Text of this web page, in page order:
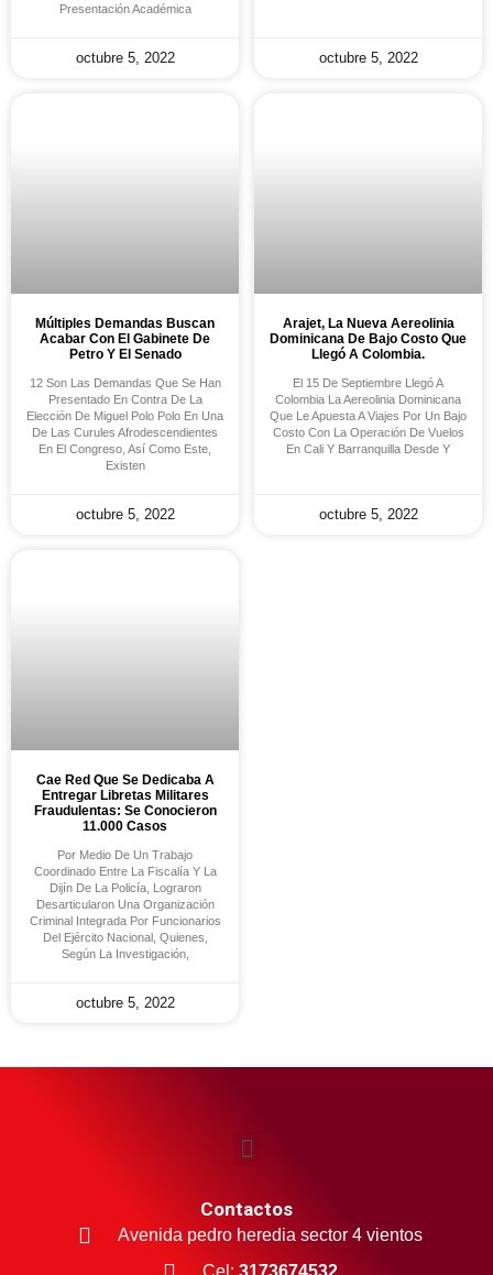
Presentación Académica
octubre 5, 2022 octubre 5, 2022
Múltiples Demandas Buscan
Acabar Con El Gabinete De
Petro Y El Senado
12 Son Las Demandas Que Se Han
Presentado En Contra De La
Elección De Miguel Polo Polo En Una
De Las Curules Afrodescendientes
En El Congreso, Así Como Este,
Existen
octubre 5, 2022
Arajet, La Nueva Aereolinia
Dominicana De Bajo Costo Que
Llegó A Colombia.
El 15 De Septiembre Llegó A
Colombia La Aereolinia Dominicana
Que Le Apuesta A Viajes Por Un Bajo
Costo Con La Operación De Vuelos
En Cali Y Barranquilla Desde Y
octubre 5, 2022
Cae Red Que Se Dedicaba A
Entregar Libretas Militares
Fraudulentas: Se Conocieron
11.000 Casos
Por Medio De Un Trabajo
Coordinado Entre La Fiscalía Y La
Dijín De La Policía, Lograron
Desarticularon Una Organización
Criminal Integrada Por Funcionarios
Del Ejército Nacional, Quienes,
Según La Investigación,
octubre 5, 2022
Contactos
Avenida pedro heredia sector 4 vientos